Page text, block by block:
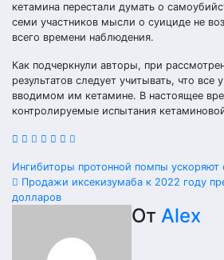
кетамина перестали думать о
семи участников мысли о суициде не
всего времени наблюдения.
Как подчеркнули авторы, при
результатов следует учитывать, что все
вводимом им кетамине. В настоящее
контролируемые испытания
Навигация
по
записям
Ингибиторы протонной помпы ускоряют
Продажи иксекизумаба к 2022 году
долларов
От Alex